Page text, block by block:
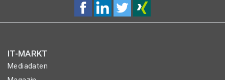
IT-MARKT
Mediadaten